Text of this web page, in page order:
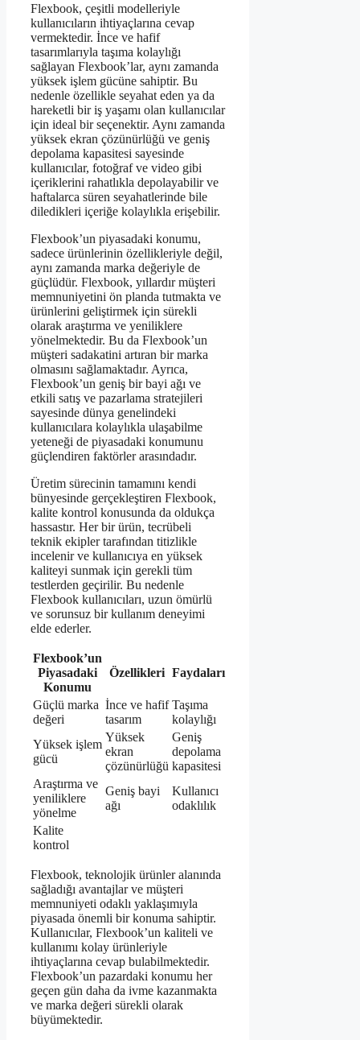
Flexbook, çeşitli modelleriyle
kullanıcıların ihtiyaçlarına cevap
vermektedir. İnce ve hafif
tasarımlarıyla taşıma kolaylığı
sağlayan Flexbook’lar, aynı zamanda
yüksek işlem gücüne sahiptir. Bu
nedenle özellikle seyahat eden ya da
hareketli bir iş yaşamı olan kullanıcılar
için ideal bir seçenektir. Aynı zamanda
yüksek ekran çözünürlüğü ve geniş
depolama kapasitesi sayesinde
kullanıcılar, fotoğraf ve video gibi
içeriklerini rahatlıkla depolayabilir ve
haftalarca süren seyahatlerinde bile
diledikleri içeriğe kolaylıkla erişebilir.
Flexbook’un piyasadaki konumu,
sadece ürünlerinin özellikleriyle değil,
aynı zamanda marka değeriyle de
güçlüdür. Flexbook, yıllardır müşteri
memnuniyetini ön planda tutmakta ve
ürünlerini geliştirmek için sürekli
olarak araştırma ve yeniliklere
yönelmektedir. Bu da Flexbook’un
müşteri sadakatini artıran bir marka
olmasını sağlamaktadır. Ayrıca,
Flexbook’un geniş bir bayi ağı ve
etkili satış ve pazarlama stratejileri
sayesinde dünya genelindeki
kullanıcılara kolaylıkla ulaşabilme
yeteneği de piyasadaki konumunu
güçlendiren faktörler arasındadır.
Üretim sürecinin tamamını kendi
bünyesinde gerçekleştiren Flexbook,
kalite kontrol konusunda da oldukça
hassastır. Her bir ürün, tecrübeli
teknik ekipler tarafından titizlikle
incelenir ve kullanıcıya en yüksek
kaliteyi sunmak için gerekli tüm
testlerden geçirilir. Bu nedenle
Flexbook kullanıcıları, uzun ömürlü
ve sorunsuz bir kullanım deneyimi
elde ederler.
Flexbook’un
Piyasadaki
Konumu
Özellikleri Faydaları
Güçlü marka
değeri
İnce ve hafif
tasarım
Taşıma
kolaylığı
Yüksek işlem
gücü
Yüksek
ekran
çözünürlüğü
Geniş
depolama
kapasitesi
Araştırma ve
yeniliklere
yönelme
Geniş bayi
ağı
Kullanıcı
odaklılık
Kalite
kontrol
Flexbook, teknolojik ürünler alanında
sağladığı avantajlar ve müşteri
memnuniyeti odaklı yaklaşımıyla
piyasada önemli bir konuma sahiptir.
Kullanıcılar, Flexbook’un kaliteli ve
kullanımı kolay ürünleriyle
ihtiyaçlarına cevap bulabilmektedir.
Flexbook’un pazardaki konumu her
geçen gün daha da ivme kazanmakta
ve marka değeri sürekli olarak
büyümektedir.